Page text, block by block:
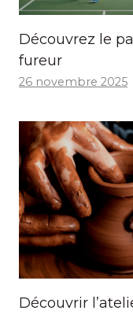
Découvrez le
fureur
26 novembre 2025
Découvrir